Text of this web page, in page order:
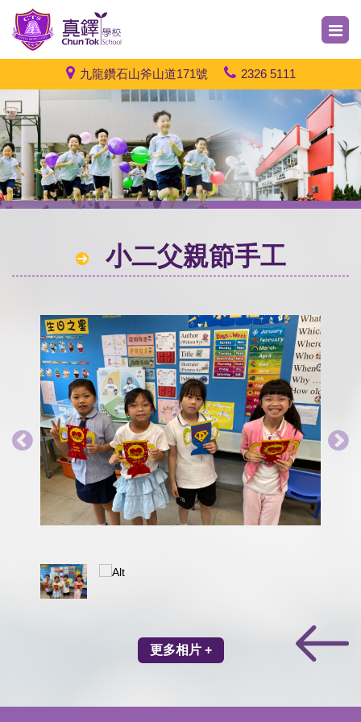
九龍鑽石山斧山道171號 2326 5111
小二父親節手工
更多相片 +